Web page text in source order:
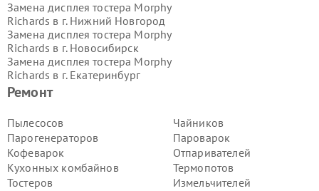
Ремонт
Пылесосов
Парогенераторов
Кофеварок
Кухонных комбайнов
Тостеров
Чайников
Пароварок
Отпаривателей
Термопотов
Измельчителей
Замена дисплея тостера Morphy
Richards в г. Нижний Новгород
Замена дисплея тостера Morphy
Richards в г. Новосибирск
Замена дисплея тостера Morphy
Richards в г. Екатеринбург
Замена дисплея тостера Morphy
Richards в г.
Richards в г.
Замена дисплея тостера Morphy
Richards в г.
Замена дисплея тостера Morphy
Richards в г.